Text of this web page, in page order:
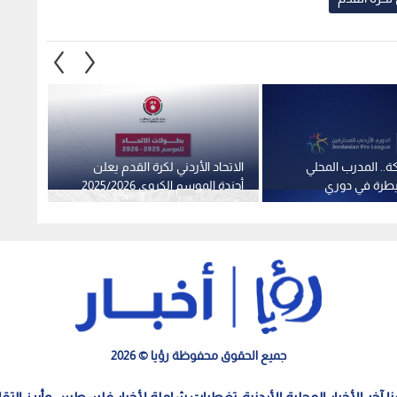
الاتحاد الأردني لكرة القدم يعلن
أجندة الموسم الكروي 2025/2026
المدرب المحلي
في دوري
جميع الحقوق محفوظة رؤيا © 2026